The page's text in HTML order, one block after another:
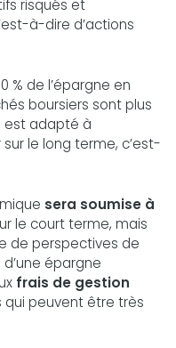
risqués et
à-dire d’actions
% de l’épargne en
boursiers sont plus
est adapté à
le long terme, c’est-
sera soumise à
le court terme, mais
de perspectives de
épargne
frais de gestion
peuvent être très